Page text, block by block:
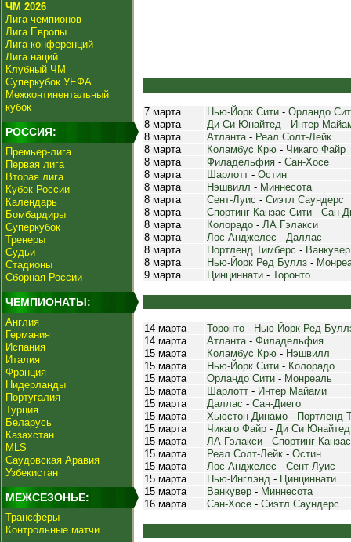
ЧМ 2026
Лига чемпионов
Лига Европы
Лига конференций
Лига наций
Клубный ЧМ
Суперкубок УЕФА
Межконтинентальный
кубок
РОССИЯ:
Премьер-лига
Первая лига
Вторая лига
Кубок России
Календарь
Бомбардиры
Суперкубок
Тренеры
Судьи
Стадионы
Сборная России
ЧЕМПИОНАТЫ:
Англия
Германия
Испания
Италия
Франция
Нидерланды
Португалия
Турция
Беларусь
Казахстан
MLS
Саудовская Аравия
Узбекистан
МЕЖСЕЗОНЬЕ:
Трансферы
Контрольные матчи
7 марта Нью-Йорк Сити - Орландо
8 марта
Ди Си Юнайтед - Интер
8 марта
Атланта- Реал Солт-Лейк
8 марта
Коламбус Крю - Чикаго Файр
8 марта
Филадельфия - Сан-Хосе
8 марта
Шарлотт - Остин
8 марта
Нэшвилл - Миннесота
8 марта
Сент-Луис - Сиэтл Саундерс
8 марта
Спортинг Канзас-Сити - Сан-
8 марта
Колорадо - ЛА Гэлакси
8 марта
Лос-Анджелес - Даллас
8 марта
Портленд Тимберс - Ванкувер
8 марта
Нью-Йорк Ред Буллз -
9 марта
Цинциннати - Торонто
14 марта Торонто - Нью-Йорк Ред
14 марта
Атланта- Филадельфия
15 марта
Коламбус Крю - Нэшвилл
15 марта
Нью-Йорк Сити - Колорадо
15 марта
Орландо Сити - Монреаль
15 марта
Шарлотт - Интер Майами
15 марта
Даллас - Сан-Диего
15 марта
Хьюстон Динамо - Портленд
15 марта
Чикаго Файр - Ди Си Юнайтед
15 марта
ЛА Гэлакси - Спортинг
15 марта
Реал Солт-Лейк - Остин
15 марта
Лос-Анджелес - Сент-Луис
15 марта
Нью-Инглэнд - Цинциннати
15 марта
Ванкувер - Миннесота
16 марта
Сан-Хосе - Сиэтл Саундерс